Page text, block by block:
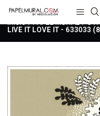
Inicio PAPEL MURAL
LIVE IT LOVE IT - 633033